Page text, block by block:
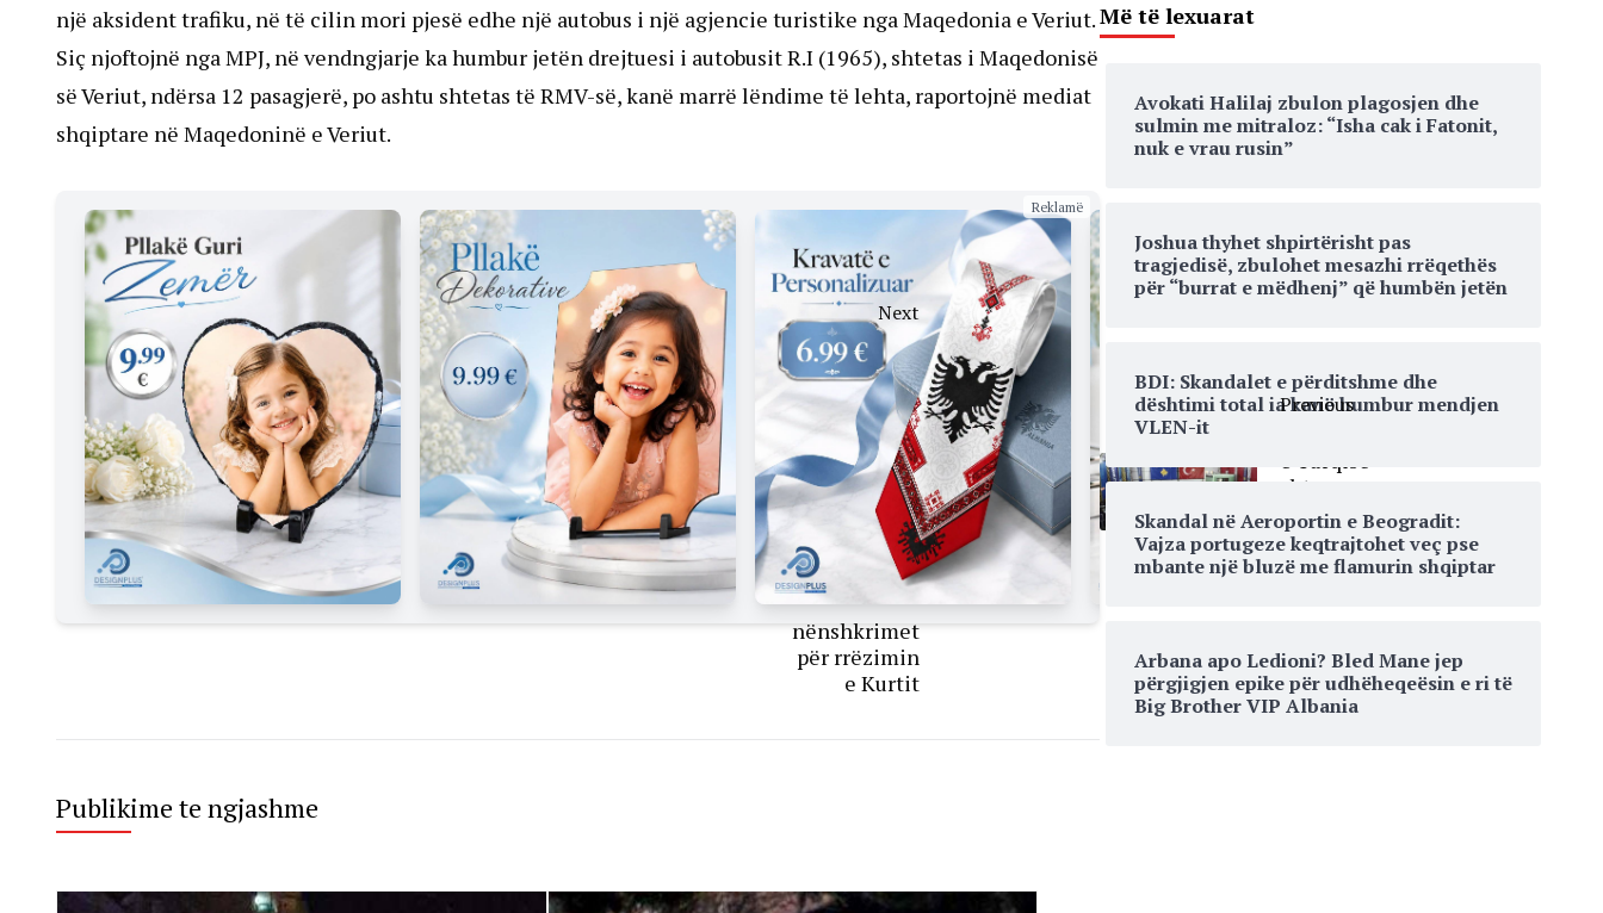
një aksident trafiku, në të cilin mori pjesë edhe një autobus i një agjencie turistike nga Maqedonia e Veriut.
Siç njoftojnë nga MPJ, në vendngjarje ka humbur jetën drejtuesi i autobusit R.I (1965), shtetas i Maqedonisë
së Veriut, ndërsa 12 pasagjerë, po ashtu shtetas të RMV-së, kanë marrë lëndime të lehta, raportojnë mediat
shqiptare në Maqedoninë e Veriut.
Reklamë
Previous
e Turqisë
shtruan
rreth 60
mijë iftare
për
Next
A do të jetë 9
qershori dita
e
zgjedhjeve!
Partitë
politike me
qëndrime të
kundërta,
PDK e AAK
të gatshëm
t’i japin
nënshkrimet
për rrëzimin
e Kurtit
Publikime te ngjashme
Më të lexuarat
Avokati Halilaj zbulon plagosjen dhe
sulmin me mitraloz: “Isha cak i Fatonit,
nuk e vrau rusin”
Joshua thyhet shpirtërisht pas
tragjedisë, zbulohet mesazhi rrëqethës
për “burrat e mëdhenj” që humbën jetën
BDI: Skandalet e përditshme dhe
dështimi total ia kanë humbur mendjen
VLEN-it
Skandal në Aeroportin e Beogradit:
Vajza portugeze keqtrajtohet veç pse
mbante një bluzë me flamurin shqiptar
Arbana apo Ledioni? Bled Mane jep
përgjigjen epike për udhëheqeësin e ri të
Big Brother VIP Albania